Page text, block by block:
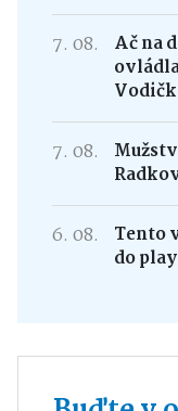
7. 08.
Ač na
7. 08.
6. 08.
Tento
do